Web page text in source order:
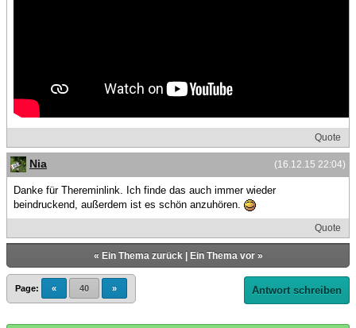
Quote
(16.12.15 22:04)
Nia
Danke für Thereminlink. Ich finde das auch immer wieder
beindruckend, außerdem ist es schön anzuhören.
Quote
« Ein Thema zurück| Ein Thema vor»
Page: « 40 » Antwort schreiben